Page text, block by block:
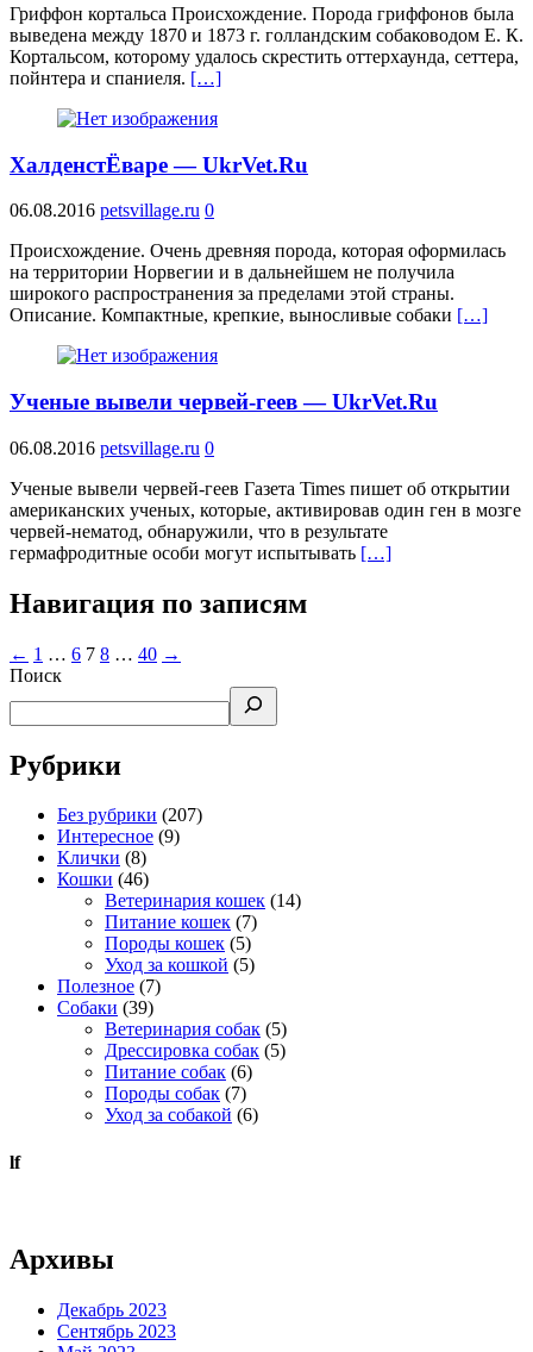
Гриффон кортальса Происхождение. Порода гриффонов была
выведена между 1870 и 1873 г. голландским собаководом Е. К.
Кортальсом, которому удалось скрестить оттерхаунда, сеттера,
пойнтера и спаниеля. […]
ХалденстЁваре — UkrVet.Ru
06.08.2016 petsvillage.ru 0
Происхождение. Очень древняя порода, которая оформилась
на территории Норвегии и в дальнейшем не получила
широкого распространения за пределами этой страны.
Описание. Компактные, крепкие, выносливые собаки […]
Ученые вывели червей-геев — UkrVet.Ru
06.08.2016 petsvillage.ru 0
Ученые вывели червей-геев Газета Times пишет об открытии
американских ученых, которые, активировав один ген в мозге
червей-нематод, обнаружили, что в результате
гермафродитные особи могут испытывать […]
Навигация по записям
← 1 … 6 7 8 … 40 →
Поиск
Рубрики
Без рубрики (207)
Интересное (9)
Клички (8)
Кошки (46)
Ветеринария кошек (14)
Питание кошек (7)
Породы кошек (5)
Уход за кошкой (5)
Полезное (7)
Собаки (39)
Ветеринария собак (5)
Дрессировка собак (5)
Питание собак (6)
Породы собак (7)
Уход за собакой (6)
lf
Архивы
Декабрь 2023
Сентябрь 2023